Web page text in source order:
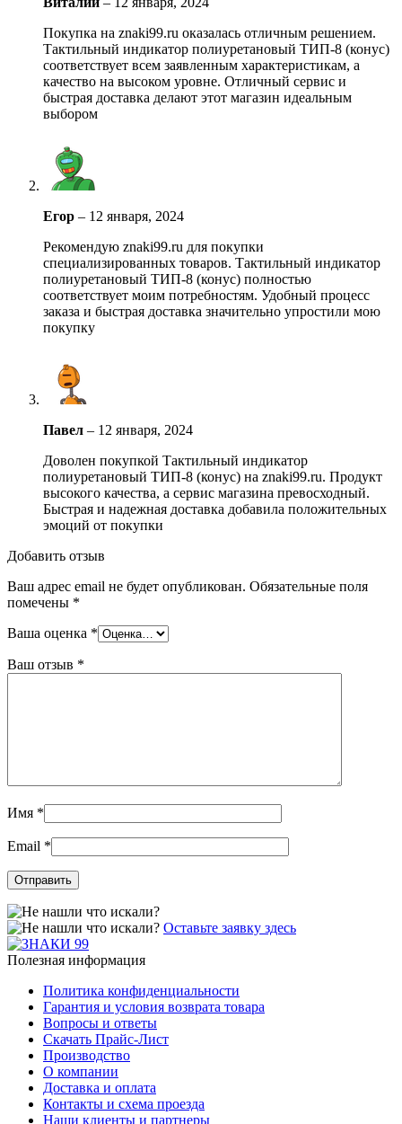
Покупка на znaki99.ru оказалась отличным решением.
Тактильный индикатор полиуретановый ТИП-8 (конус)
соответствует всем заявленным характеристикам, а
качество на высоком уровне. Отличный сервис и
быстрая доставка делают этот магазин идеальным
выбором
Егор – 12 января, 2024
Рекомендую znaki99.ru для покупки
специализированных товаров. Тактильный индикатор
полиуретановый ТИП-8 (конус) полностью
соответствует моим потребностям. Удобный процесс
заказа и быстрая доставка значительно упростили мою
покупку
Павел – 12 января, 2024
Доволен покупкой Тактильный индикатор
полиуретановый ТИП-8 (конус) на znaki99.ru. Продукт
высокого качества, а сервис магазина превосходный.
Быстрая и надежная доставка добавила положительных
эмоций от покупки
Добавить отзыв
Ваш адрес email не будет опубликован. Обязательные поля
помечены *
Ваша оценка *
Ваш отзыв *
Имя *
Email *
Оставьте заявку здесь
Полезная информация
Политика конфиденциальности
Гарантия и условия возврата товара
Вопросы и ответы
Скачать Прайс-Лист
Производство
О компании
Доставка и оплата
Контакты и схема проезда
Наши клиенты и партнеры